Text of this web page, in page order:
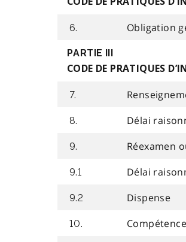
6. Obligation
PARTIE III
CODE DE PRATIQUES
7.
8. Délai
9. Réexamen
9.1 Délai
9.2 Dispense
10.